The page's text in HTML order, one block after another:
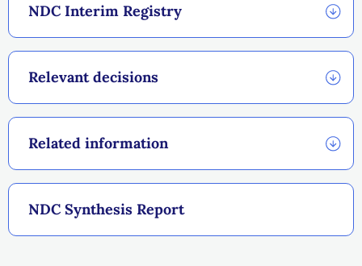
NDC Interim Registry
Relevant decisions
Related information
NDC Synthesis Report